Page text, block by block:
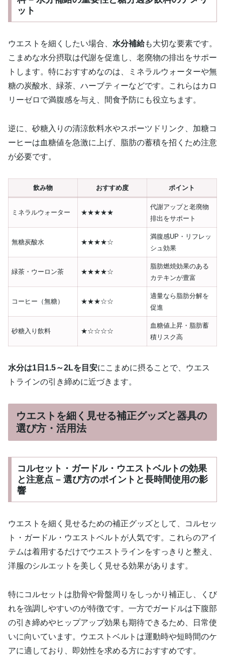
ット
ウエストを細くしたい場合、 水分補給も大切な要素です。
こまめな水分摂取は代謝を促進し、老廃物の排出をサポー
トします。特におすすめなのは、ミネラルウォーターや無
糖の炭酸水、緑茶、ハーブティーなどです。これらはカロ
リーゼロで満腹感を与え、間食予防にも役立ちます。
逆に、砂糖入りの清涼飲料水やスポーツドリンク、加糖コ
ーヒーは血糖値を急激に上げ、脂肪の蓄積を招くため注意
が必要です。
飲み物 おすすめ度 ポイント
ミネラルウォーター ★★★★★
代謝アップと老廃物
排出をサポート
無糖炭酸水 ★★★★☆
満腹感UP・リフレッ
シュ効果
緑茶・ウーロン茶 ★★★★☆
脂肪燃焼効果のある
カテキンが豊富
コーヒー（無糖） ★★★☆☆
適量なら脂肪分解を
促進
砂糖入り飲料 ★☆☆☆☆
血糖値上昇・脂肪蓄
積リスク高
水分は1日1.5～2Lを目安にこまめに摂ることで、ウエス
トラインの引き締めに近づきます。
ウエストを細く見せる補正グッズと器具の
選び方・活用法
コルセット・ガードル・ウエストベルトの効果
と注意点 – 選び方のポイントと長時間使用の影
響
ウエストを細く見せるための補正グッズとして、コルセッ
ト・ガードル・ウエストベルトが人気です。これらのアイ
テムは着用するだけでウエストラインをすっきりと整え、
洋服のシルエットを美しく見せる効果があります。
特にコルセットは肋骨や骨盤周りをしっかり補正し、くび
れを強調しやすいのが特徴です。一方でガードルは下腹部
の引き締めやヒップアップ効果も期待できるため、日常使
いに向いています。ウエストベルトは運動時や短時間のケ
アに適しており、即効性を求める方におすすめです。